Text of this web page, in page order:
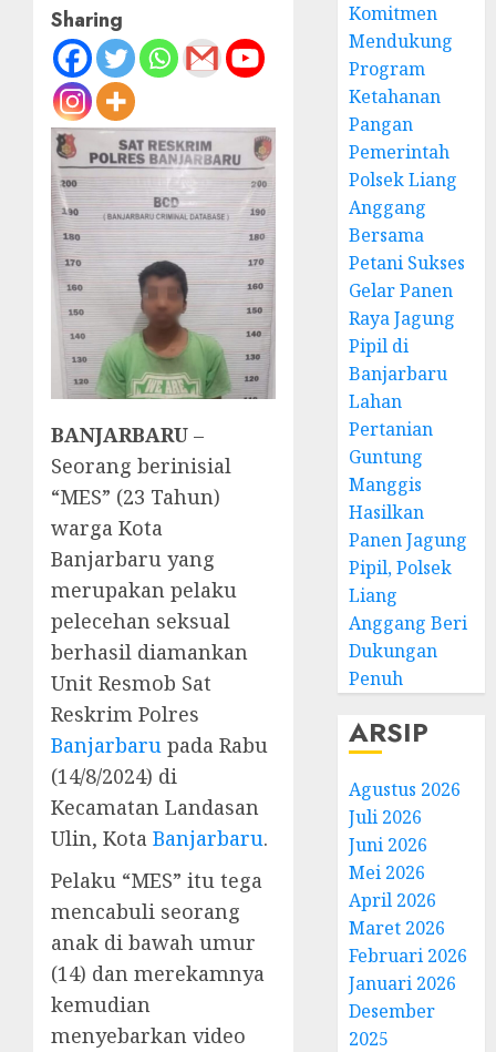
Sharing
BANJARBARU –
Seorang berinisial
“MES” (23 Tahun)
warga Kota
Banjarbaru yang
merupakan pelaku
pelecehan seksual
berhasil diamankan
Unit Resmob Sat
Reskrim Polres
Banjarbaru pada Rabu
(14/8/2024) di
Kecamatan Landasan
Ulin, Kota Banjarbaru.
Pelaku “MES” itu tega
mencabuli seorang
anak di bawah umur
(14) dan merekamnya
kemudian
menyebarkan video
Komitmen
Mendukung
Program
Ketahanan
Pangan
Pemerintah
Polsek Liang
Anggang
Bersama
Petani Sukses
Gelar Panen
Raya Jagung
Pipil di
Banjarbaru
Lahan
Pertanian
Guntung
Manggis
Hasilkan
Panen Jagung
Pipil, Polsek
Liang
Anggang Beri
Dukungan
Penuh
ARSIP
Agustus 2026
Juli 2026
Juni 2026
Mei 2026
April 2026
Maret 2026
Februari 2026
Januari 2026
Desember
2025